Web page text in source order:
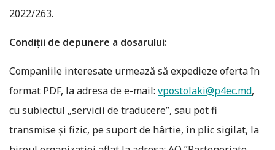
2022/263.
Condiții de depunere a dosarului:
Companiile interesate urmează să expedieze oferta în
format PDF, la adresa de e-mail: vpostolaki@p4ec.md,
cu subiectul „servicii de traducere”, sau pot fi
transmise și fizic, pe suport de hârtie, în plic sigilat, la